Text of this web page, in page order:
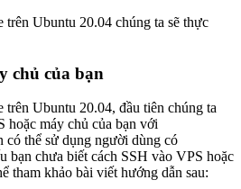
Ubuntu 20.04 chúng ta sẽ thực
chủ của bạn
Ubuntu 20.04, đầu tiên chúng ta
hoặc máy chủ của bạn với
có thể sử dụng người dùng có
bạn chưa biết cách SSH vào VPS hoặc
tham khảo bài viết hướng dẫn sau: